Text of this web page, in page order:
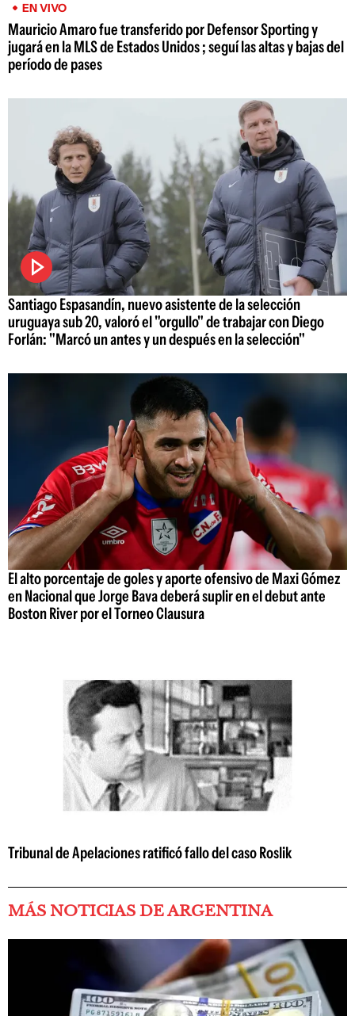
EN VIVO
Mauricio Amaro fue transferido por Defensor Sporting y
jugará en la MLS de Estados Unidos ; seguí las altas y bajas del
período de pases
Santiago Espasandín, nuevo asistente de la selección
uruguaya sub 20, valoró el "orgullo" de trabajar con Diego
Forlán: "Marcó un antes y un después en la selección"
El alto porcentaje de goles y aporte ofensivo de Maxi Gómez
en Nacional que Jorge Bava deberá suplir en el debut ante
Boston River por el Torneo Clausura
Tribunal de Apelaciones ratificó fallo del caso Roslik
MÁS NOTICIAS DE ARGENTINA